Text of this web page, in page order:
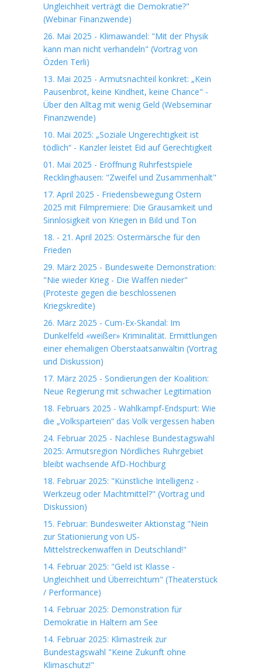
Ungleichheit verträgt die Demokratie?"
(Webinar Finanzwende)
26. Mai 2025 - Klimawandel: "Mit der Physik
kann man nicht verhandeln" (Vortrag von
Özden Terli)
13. Mai 2025 - Armutsnachteil konkret: „Kein
Pausenbrot, keine Kindheit, keine Chance" -
Über den Alltag mit wenig Geld (Webseminar
Finanzwende)
10. Mai 2025: „Soziale Ungerechtigkeit ist
tödlich“ - Kanzler leistet Eid auf Gerechtigkeit
01. Mai 2025 - Eröffnung Ruhrfestspiele
Recklinghausen: "Zweifel und Zusammenhalt"
17. April 2025 - Friedensbewegung Ostern
2025 mit Filmpremiere: Die Grausamkeit und
Sinnlosigkeit von Kriegen in Bild und Ton
18. - 21. April 2025: Ostermärsche für den
Frieden
29. März 2025 - Bundesweite Demonstration:
"Nie wieder Krieg - Die Waffen nieder"
(Proteste gegen die beschlossenen
Kriegskredite)
26. März 2025 - Cum-Ex-Skandal: Im
Dunkelfeld «weißer» Kriminalität. Ermittlungen
einer ehemaligen Oberstaatsanwältin (Vortrag
und Diskussion)
17. März 2025 - Sondierungen der Koalition:
Neue Regierung mit schwacher Legitimation
18. Februars 2025 - Wahlkampf-Endspurt: Wie
die „Volksparteien“ das Volk vergessen haben
24. Februar 2025 - Nachlese Bundestagswahl
2025: Armutsregion Nördliches Ruhrgebiet
bleibt wachsende AfD-Hochburg
18. Februar 2025: "Künstliche Intelligenz -
Werkzeug oder Machtmittel?" (Vortrag und
Diskussion)
15. Februar: Bundesweiter Aktionstag "Nein
zur Stationierung von US-
Mittelstreckenwaffen in Deutschland!"
14. Februar 2025: "Geld ist Klasse -
Ungleichheit und Überreichtum" (Theaterstück
/ Performance)
14. Februar 2025: Demonstration für
Demokratie in Haltern am See
14. Februar 2025: Klimastreik zur
Bundestagswahl "Keine Zukunft ohne
Klimaschutz!"